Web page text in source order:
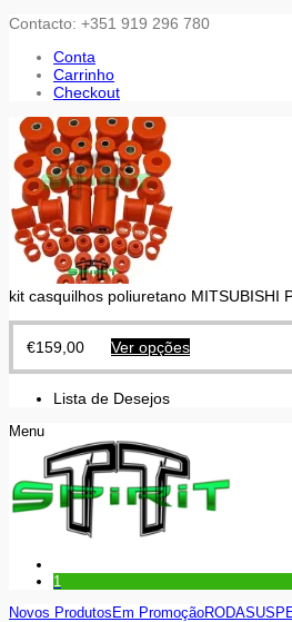
Contacto: +351 919 296 780
Conta
Carrinho
Checkout
kit casquilhos poliuretano MITSUBISHI
€159,00 Ver opções
Lista de Desejos
Menu
1
Novos ProdutosEm PromoçãoRODA